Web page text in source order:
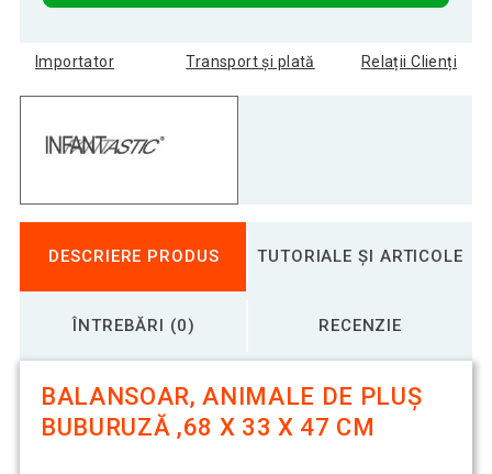
Importator Transport și plată Relații Clienți
DESCRIERE PRODUS TUTORIALE ȘI ARTICOLE
ÎNTREBĂRI (0) RECENZIE
BALANSOAR, ANIMALE DE PLUȘ
BUBURUZĂ ,68 X 33 X 47 CM